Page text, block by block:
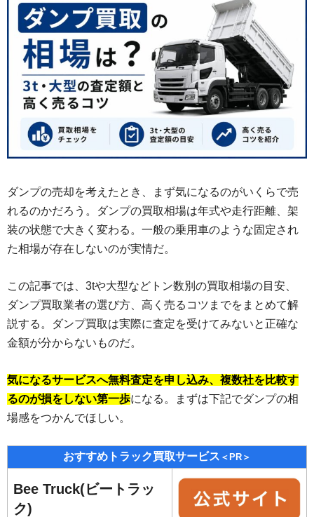
ダンプの売却を考えたとき、まず気になるのがいくらで売
れるのかだろう。ダンプの買取相場は年式や走行距離、架
装の状態で大きく変わる。一般の乗用車のような固定され
た相場が存在しないのが実情だ。
この記事では、3tや大型などトン数別の買取相場の目安、
ダンプ買取業者の選び方、高く売るコツまでをまとめて解
説する。ダンプ買取は実際に査定を受けてみないと正確な
金額が分からないものだ。
気になるサービスへ無料査定を申し込み、複数社を比較す
るのが損をしない第一歩になる。まずは下記でダンプの相
場感をつかんでほしい。
おすすめトラック買取サービス ＜PR＞
Bee Truck(ビートラッ
ク)